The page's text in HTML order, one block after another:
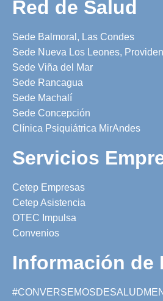
Red de Salud
Sede Balmoral, Las Condes
Sede Nueva Los Leones,
Sede Viña del Mar
Sede Rancagua
Sede Machalí
Sede Concepción
Clínica Psiquiátrica MirAndes
Servicios
Cetep Empresas
Cetep Asistencia
OTEC Impulsa
Convenios
Información de